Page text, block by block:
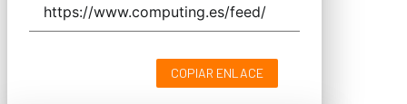
COPIAR ENLACE